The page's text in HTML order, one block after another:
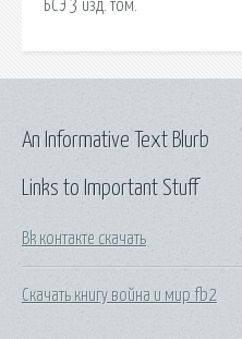
БСЭ 3 изд. том.
Links to Important Stuff
Bk контакте скачать
Скачать книгу война и мир fb2
An Informative Text Blurb